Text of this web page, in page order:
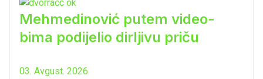
Mehmedinović putem video-
bima podijelio dirljivu priču
03. Avgust. 2026.